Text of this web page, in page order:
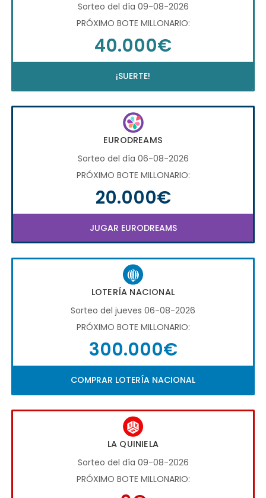
Sorteo del día 09-08-2026
PRÓXIMO BOTE MILLONARIO:
40.000€
¡SUERTE!
EURODREAMS
Sorteo del día 06-08-2026
PRÓXIMO BOTE MILLONARIO:
20.000€
JUGAR EURODREAMS
LOTERÍA NACIONAL
Sorteo del jueves 06-08-2026
PRÓXIMO BOTE MILLONARIO:
300.000€
COMPRAR LOTERÍA NACIONAL
LA QUINIELA
Sorteo del día 09-08-2026
PRÓXIMO BOTE MILLONARIO: